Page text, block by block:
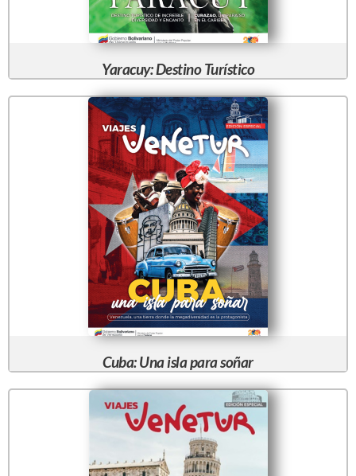
Yaracuy: Destino Turístico
Cuba: Una isla para soñar